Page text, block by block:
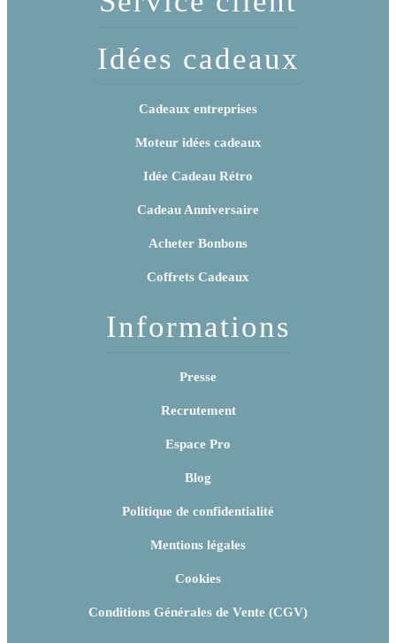
Idées cadeaux
Cadeaux entreprises
Moteur idées cadeaux
Idée Cadeau Rétro
Cadeau Anniversaire
Acheter Bonbons
Coffrets Cadeaux
Informations
Presse
Recrutement
Espace Pro
Blog
Politique de confidentialité
Mentions légales
Cookies
Conditions Générales de Vente (CGV)